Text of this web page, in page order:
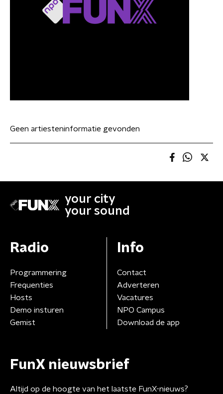
Geen artiesteninformatie gevonden
your city
your sound
Radio
Programmering
Frequenties
Hosts
Demo insturen
Gemist
Info
Contact
Adverteren
Vacatures
NPO Campus
Download de app
FunX nieuwsbrief
Altijd op de hoogte van het laatste FunX-nieuws?